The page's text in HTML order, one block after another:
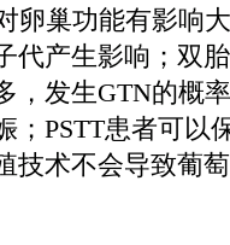
卵巢功能有影响
代产生影响；双
，发生GTN的概
；PSTT患者可以
技术不会导致葡